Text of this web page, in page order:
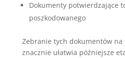
Dokumenty potwierdzające
poszkodowanego
Zebranie tych dokumentów na
znacznie ułatwia późniejsze